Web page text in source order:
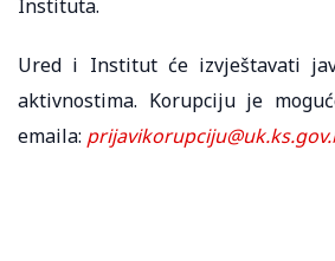
Instituta.
Ured i Institut će izvještavati
aktivnostima. Korupciju je
emaila: